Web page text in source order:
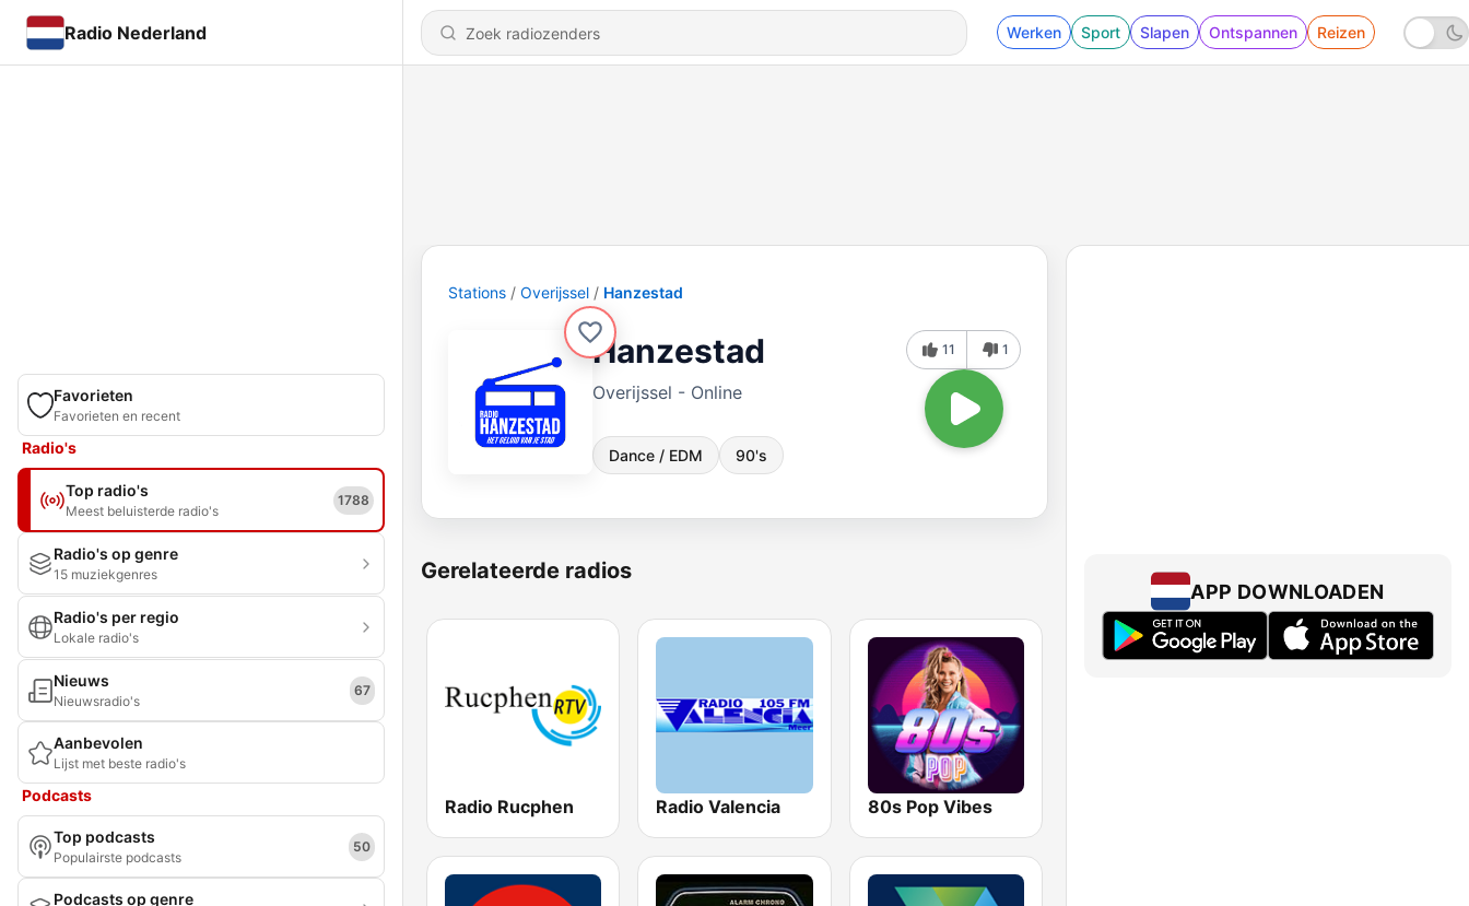
Radio Nederland Werken Sport Slapen Ontspannen Reizen
Favorieten
Favorieten en recent
Radio's
Top radio's
Meest beluisterde radio's
1788
Radio's op genre
15 muziekgenres
Radio's per regio
Lokale radio's
Nieuws
Nieuwsradio's
67
Aanbevolen
Lijst met beste radio's
Podcasts
Top podcasts
Populairste podcasts
50
Podcasts op genre
Stations Overijssel Hanzestad
Hanzestad
Overijssel - Online
Dance / EDM 90's
11 1
Gerelateerde radios
Radio Rucphen Radio Valencia 80s Pop Vibes
APP DOWNLOADEN